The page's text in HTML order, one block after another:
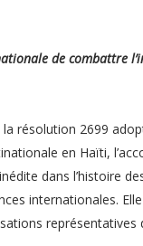
de combattre
résolution 2699
en Haïti,
dans l’histoire
internationales.
représentatives